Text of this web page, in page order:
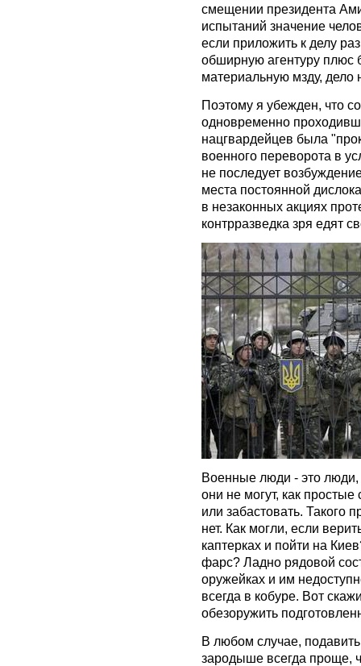
смещении президента
испытаний значение
если приложить к делу
обширную агентуру плюс
материальную мзду, дело
Поэтому я убежден, что
одновременно
нацгвардейцев была
военного переворота в
не последует
места постоянной
в незаконных акциях
контрразведка зря едят
Военные люди - это
они не могут, как
или забастовать. Такого
нет. Как могли, если
каптерках и пойти на
фарс? Ладно рядовой
оружейках и им
всегда в кобуре. Вот
обезоружить
В любом случае,
зародыше всегда проще,